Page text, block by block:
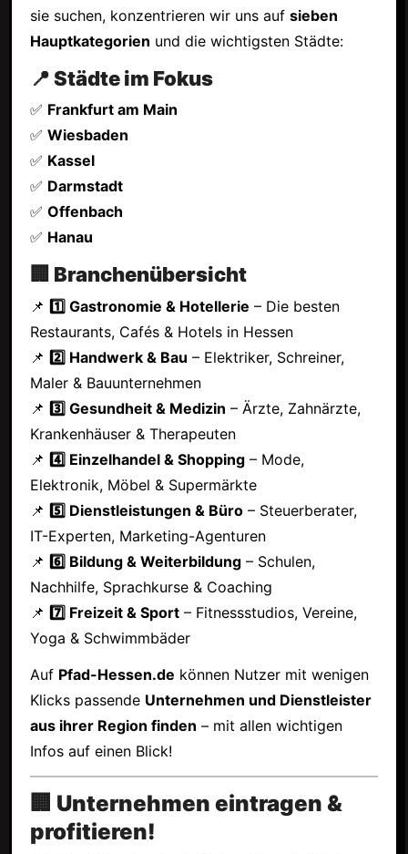
sie suchen, konzentrieren wir uns auf sieben
Hauptkategorien und die wichtigsten Städte:
📍 Städte im Fokus
✅ Frankfurt am Main
✅ Wiesbaden
✅ Kassel
✅ Darmstadt
✅ Offenbach
✅ Hanau
🏢 Branchenübersicht
📌 1️⃣ Gastronomie & Hotellerie – Die besten
Restaurants, Cafés & Hotels in Hessen
📌 2️⃣ Handwerk & Bau – Elektriker, Schreiner,
Maler & Bauunternehmen
📌 3️⃣ Gesundheit & Medizin – Ärzte, Zahnärzte,
Krankenhäuser & Therapeuten
📌 4️⃣ Einzelhandel & Shopping– Mode,
Elektronik, Möbel & Supermärkte
📌 5️⃣ Dienstleistungen & Büro– Steuerberater,
IT-Experten, Marketing-Agenturen
📌 6️⃣ Bildung & Weiterbildung– Schulen,
Nachhilfe, Sprachkurse & Coaching
📌 7️⃣ Freizeit & Sport– Fitnessstudios, Vereine,
Yoga & Schwimmbäder
Auf Pfad-Hessen.de können Nutzer mit wenigen
Klicks passende Unternehmen und Dienstleister
aus ihrer Region finden – mit allen wichtigen
Infos auf einen Blick!
🏢 Unternehmen eintragen &
profitieren!